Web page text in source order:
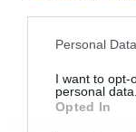
Personal
I want to opt-
personal data.
Opted In